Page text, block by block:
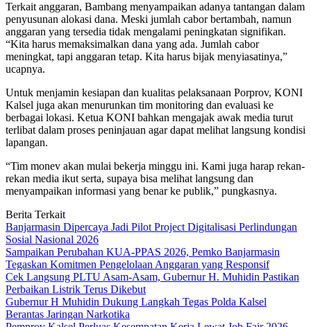
Terkait anggaran, Bambang menyampaikan adanya tantangan dalam
penyusunan alokasi dana. Meski jumlah cabor bertambah, namun
anggaran yang tersedia tidak mengalami peningkatan signifikan.
“Kita harus memaksimalkan dana yang ada. Jumlah cabor
meningkat, tapi anggaran tetap. Kita harus bijak menyiasatinya,”
ucapnya.
Untuk menjamin kesiapan dan kualitas pelaksanaan Porprov, KONI
Kalsel juga akan menurunkan tim monitoring dan evaluasi ke
berbagai lokasi. Ketua KONI bahkan mengajak awak media turut
terlibat dalam proses peninjauan agar dapat melihat langsung kondisi
lapangan.
“Tim monev akan mulai bekerja minggu ini. Kami juga harap rekan-
rekan media ikut serta, supaya bisa melihat langsung dan
menyampaikan informasi yang benar ke publik,” pungkasnya.
Berita Terkait
Banjarmasin Dipercaya Jadi Pilot Project Digitalisasi Perlindungan
Sosial Nasional 2026
Sampaikan Perubahan KUA-PPAS 2026, Pemko Banjarmasin
Tegaskan Komitmen Pengelolaan Anggaran yang Responsif
Cek Langsung PLTU Asam-Asam, Gubernur H. Muhidin Pastikan
Perbaikan Listrik Terus Dikebut
Gubernur H Muhidin Dukung Langkah Tegas Polda Kalsel
Berantas Jaringan Narkotika